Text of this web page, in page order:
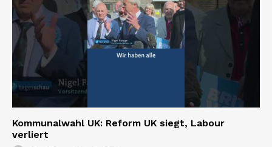
Kommunalwahl UK: Reform UK siegt, Labour
verliert